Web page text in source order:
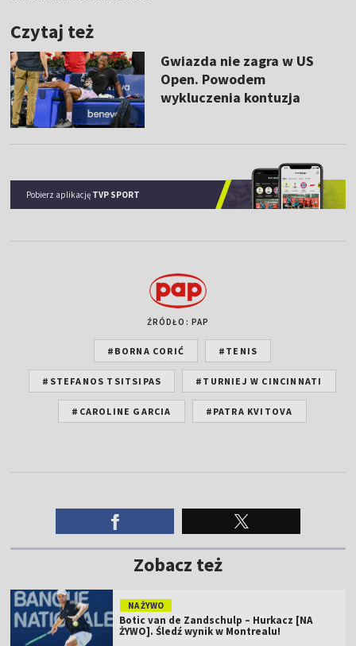
Czytaj też
Gwiazda nie zagra w US
Open. Powodem
wykluczenia kontuzja
Pobierz aplikację TVP SPORT
ŹRÓDŁO: PAP
#BORNA CORIĆ #TENIS
#STEFANOS TSITSIPAS #TURNIEJ W CINCINNATI
#CAROLINE GARCIA #PATRA KVITOVA
Zobacz też
NA ŻYWO
Botic van de Zandschulp – Hurkacz [NA
ŻYWO]. Śledź wynik w Montrealu!